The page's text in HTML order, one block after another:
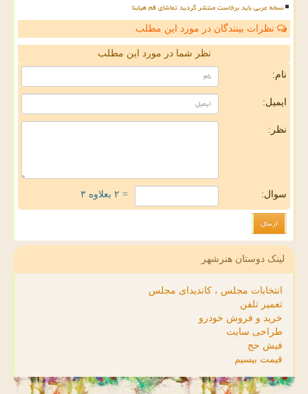
نسخه عربی باید برخاست منتشر گردید تماشای قم هیابنا
نظرات بینندگان در مورد این مطلب
نظر شما در مورد این مطلب
نام:
ایمیل:
نظر:
سوال: = ۲ بعلاوه ۳
لینک دوستان هنرشهر
انتخابات مجلس ، کاندیدای مجلس
تعمیر تلفن
خرید و فروش خودرو
طراحی سایت
فیش حج
قیمت بیسیم